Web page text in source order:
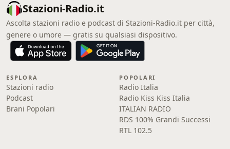
Stazioni-Radio.it
Ascolta stazioni radio e podcast di Stazioni-Radio.it per città,
genere o umore — gratis su qualsiasi dispositivo.
ESPLORA
Stazioni radio
Podcast
Brani Popolari
POPOLARI
Radio Italia
Radio Kiss Kiss Italia
ITALIAN RADIO
RDS 100% Grandi Successi
RTL 102.5